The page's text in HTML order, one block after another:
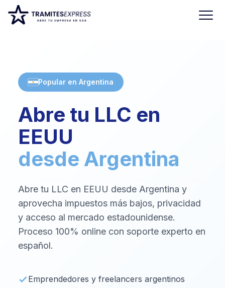
Popular en Argentina
Abre tu LLC en
EEUU
desde Argentina
Abre tu LLC en EEUU desde Argentina y
aprovecha impuestos más bajos, privacidad
y acceso al mercado estadounidense.
Proceso 100% online con soporte experto en
español.
Emprendedores y freelancers argentinos